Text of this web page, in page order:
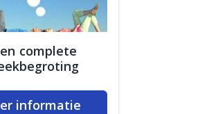
complete
informatie